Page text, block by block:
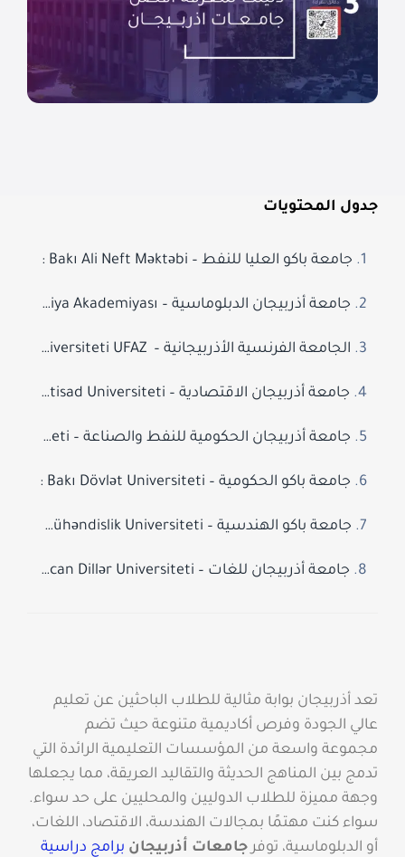
جدول المحتويات
جامعة باكو العليا للنفط – Bakı Ali Neft Məktəbi :
جامعة أذربيجان الدبلوماسية – Azərbaycan Diplomatiya Akademiyası
الجامعة الفرنسية الأذربيجانية – Azərbaycan Fransız Universiteti UFAZ ‏:
جامعة أذربيجان الاقتصادية – Azərbaycan Dövlət İqtisad Universiteti :
جامعة أذربيجان الحكومية للنفط والصناعة – Azərbaycan Dövlət Neft və Sənaye Universiteti :
جامعة باكو الحكومية – Bakı Dövlət Universiteti :
جامعة باكو الهندسية – Bakı Mühəndislik Universiteti :
جامعة أذربيجان للغات – Azərbaycan Dillər Universiteti :
تعد أذربيجان بوابة مثالية للطلاب الباحثين عن تعليم
عالي الجودة وفرص أكاديمية متنوعة حيث تضم
مجموعة واسعة من المؤسسات التعليمية الرائدة التي
تدمج بين المناهج الحديثة والتقاليد العريقة، مما يجعلها
وجهة مميزة للطلاب الدوليين والمحليين على حد سواء.
سواء كنت مهتمًا بمجالات الهندسة، الاقتصاد، اللغات،
أو الدبلوماسية، توفر جامعات أذربيجان برامج دراسية